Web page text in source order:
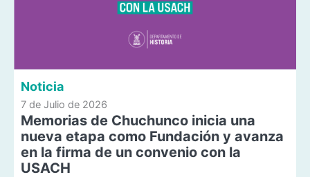
Noticia
7 de Julio de 2026
Memorias de Chuchunco inicia una
nueva etapa como Fundación y avanza
en la firma de un convenio con la
USACH